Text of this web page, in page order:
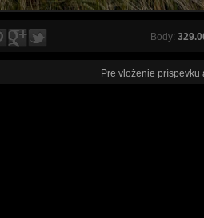
Body:
Pre vloženie